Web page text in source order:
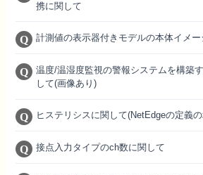
携に関して
計測値の表示器付きモデルの本体イメ
温度/温湿度監視の警報システムを構築
して(画像あり)
ヒステリシスに関して(NetEdgeの定義
接点入力タイプのch数に関して